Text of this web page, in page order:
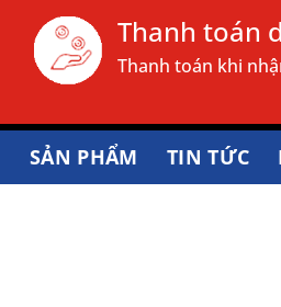
Thanh toán
Thanh toán khi
SẢN PHẨM TIN TỨC